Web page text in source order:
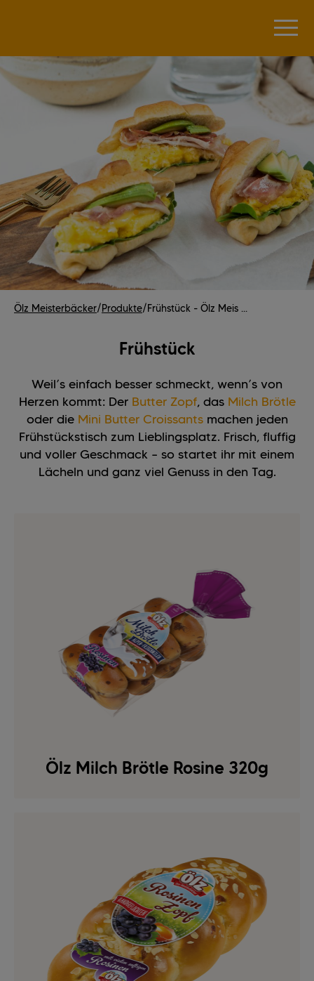
Ölz Meisterbäcker/Produkte/Frühstück - Ölz Meis ...
Frühstück
Weil’s einfach besser schmeckt, wenn’s von
Herzen kommt: Der Butter Zopf, das Milch Brötle
oder die Mini Butter Croissantsmachen jeden
Frühstückstisch zum Lieblingsplatz. Frisch, fluffig
und voller Geschmack – so startet ihr mit einem
Lächeln und ganz viel Genuss in den Tag.
Ölz Milch Brötle Rosine 320g